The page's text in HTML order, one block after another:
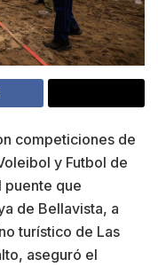
competiciones de
y Futbol de
puente que
de Bellavista, a
turístico de Las
aseguró el